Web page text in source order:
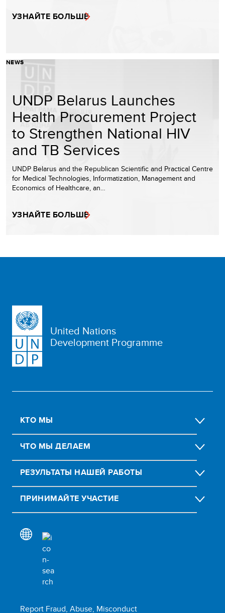
УЗНАЙТЕ БОЛЬШЕ
NEWS
UNDP Belarus Launches
Health Procurement Project
to Strengthen National HIV
and TB Services
UNDP Belarus and the Republican Scientific and Practical Centre
for Medical Technologies, Informatization, Management and
Economics of Healthcare, an…
УЗНАЙТЕ БОЛЬШЕ
United Nations
Development Programme
КТО МЫ
ЧТО МЫ ДЕЛАЕМ
РЕЗУЛЬТАТЫ НАШЕЙ РАБОТЫ
ПРИНИМАЙТЕ УЧАСТИЕ
Report Fraud, Abuse, Misconduct